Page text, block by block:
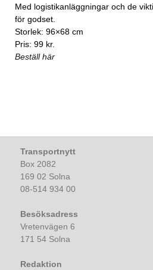
Med logistikanläggningar och de
för godset.
Storlek: 96×68 cm
Pris: 99 kr.
Beställ här
Transportnytt
Box 2082
169 02 Solna
08-514 934 00
Besöksadress
Vretenvägen 6
171 54 Solna
Redaktion